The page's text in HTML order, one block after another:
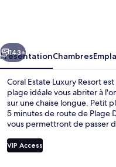
Suivant
143+
PrésentationChambres
Coral Estate Luxury Resort
plage idéale vous abriter à
sur une chaise longue. Petit
5 minutes de route de Plage
vous permettront de passer
dépresso-massages, des
de manucure et pédicure.
VIP Access